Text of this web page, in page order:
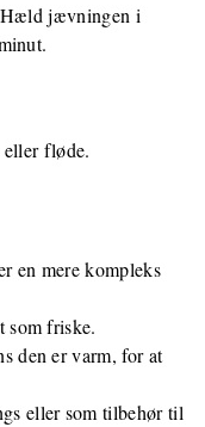
Hæld jævningen i
fløde.
en mere kompleks
som friske.
den er varm, for at
eller som tilbehør til